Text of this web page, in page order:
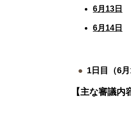
6月13日
6月14日
1日目（6月
【主な審議